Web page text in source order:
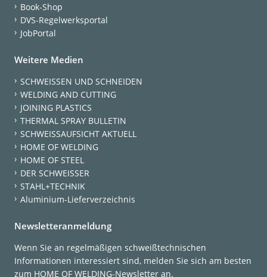
Book-Shop
DVS-Regelwerksportal
JobPortal
Weitere Medien
SCHWEISSEN UND SCHNEIDEN
WELDING AND CUTTING
JOINING PLASTICS
THERMAL SPRAY BULLETIN
SCHWEISSAUFSICHT AKTUELL
HOME OF WELDING
HOME OF STEEL
DER SCHWEISSER
STAHL+TECHNIK
Aluminium-Lieferverzeichnis
Newsletteranmeldung
Wenn Sie an regelmäßigen schweißtechnischen
Informationen interessiert sind, melden Sie sich am besten
zum HOME OF WELDING-Newsletter an.